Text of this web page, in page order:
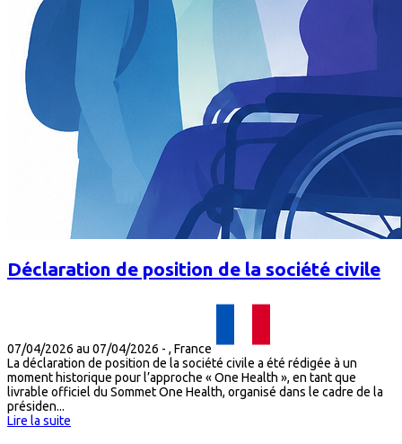
Déclaration de position de la société civile
07/04/2026 au 07/04/2026 - , France
La déclaration de position de la société civile a été rédigée à un
moment historique pour l’approche « One Health », en tant que
livrable officiel du Sommet One Health, organisé dans le cadre de la
présiden...
Lire la suite